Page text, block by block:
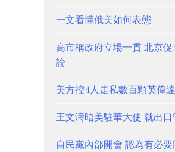
一文看懂俄美如何表態
高市稱政府立場一貫 北京
論
美方控4人走私數百顆英偉
王文濤晤美駐華大使 就出
自民黨內部開會 認為有必